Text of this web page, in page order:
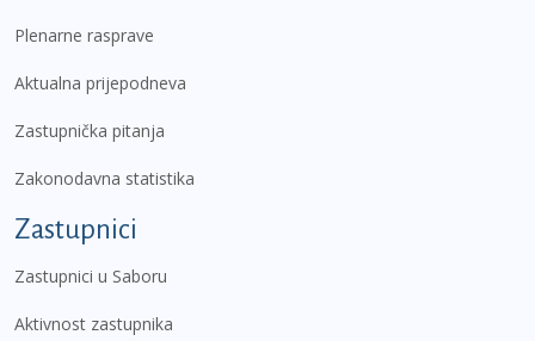
Plenarne rasprave
Aktualna prijepodneva
Zastupnička pitanja
Zakonodavna statistika
Zastupnici
Zastupnici u Saboru
Aktivnost zastupnika